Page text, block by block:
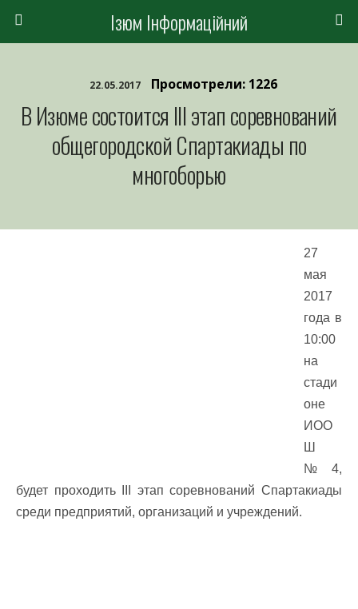
Ізюм Інформаційний
22.05.2017 Просмотрели: 1226
В Изюме состоится III этап соревнований
общегородской Спартакиады по
многоборью
27
мая
2017
года в
10:00
на
стади
оне
ИОО
Ш
№4,
будет проходить III этап соревнований Спартакиады
среди предприятий, организаций и учреждений.